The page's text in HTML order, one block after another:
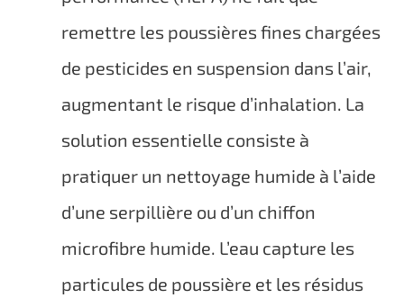
remettre les poussières fines chargées
de pesticides en suspension dans l’air,
augmentant le risque d’inhalation. La
solution essentielle consiste à
pratiquer un nettoyage humide à l’aide
d’une serpillière ou d’un chiffon
microfibre humide. L’eau capture les
particules de poussière et les résidus